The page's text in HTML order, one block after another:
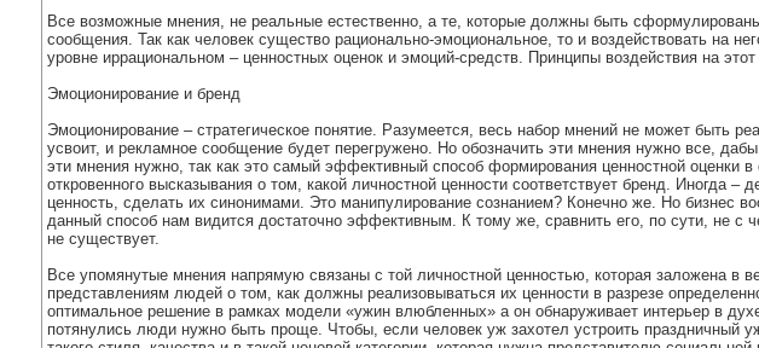
Все возможные мнения, не реальные естественно, а те, которые должны быть
сообщения. Так как человек существо рационально-эмоциональное, то и воздействовать на
уровне иррациональном – ценностных оценок и эмоций-средств. Принципы воздействия на
Эмоционирование и бренд
Эмоционирование – стратегическое понятие. Разумеется, весь набор мнений не может быть
усвоит, и рекламное сообщение будет перегружено. Но обозначить эти мнения нужно все,
эти мнения нужно, так как это самый эффективный способ формирования ценностной оценки
откровенного высказывания о том, какой личностной ценности соответствует бренд. Иногда
ценность, сделать их синонимами. Это манипулирование сознанием? Конечно же. Но бизнес
данный способ нам видится достаточно эффективным. К тому же, сравнить его, по сути, не с
не существует.
Все упомянутые мнения напрямую связаны с той личностной ценностью, которая заложена в
представлениям людей о том, как должны реализовываться их ценности в разрезе
оптимальное решение в рамках модели «ужин влюбленных» а он обнаруживает интерьер в
потянулись люди нужно быть проще. Чтобы, если человек уж захотел устроить праздничный